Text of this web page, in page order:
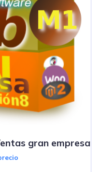
gran empresa